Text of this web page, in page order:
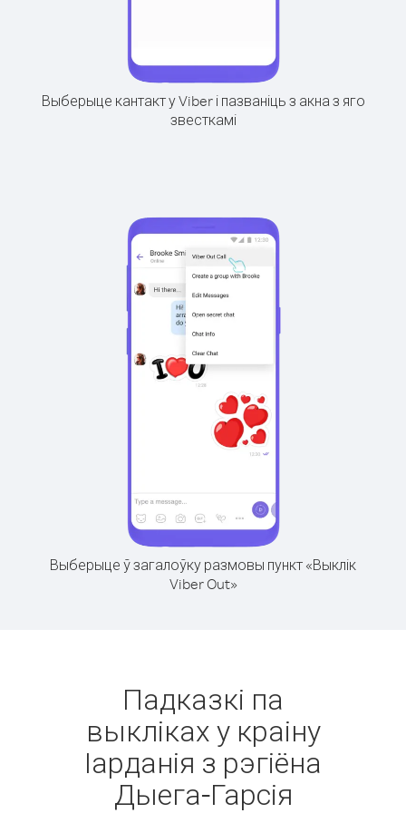
Выберыце кантакт у Viber і пазваніць з акна з яго
звесткамі
Выберыце ў загалоўку размовы пункт «Выклік
Viber Out»
Падказкі па
выкліках у краіну
Іарданія з рэгіёна
Дыега-Гарсія